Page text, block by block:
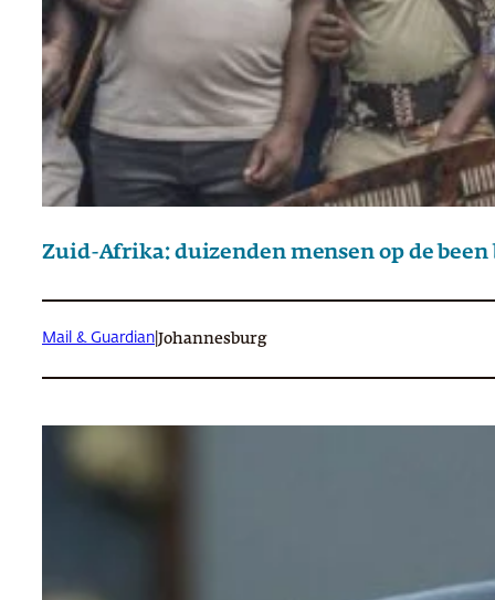
Zuid-Afrika: duizenden mensen op de
Mail & Guardian Johannesburg